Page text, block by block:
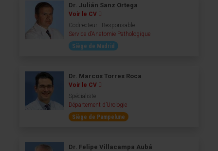
Dr. Julián Sanz Ortega
Voir le CV
Codirecteur - Responsable
Service d’Anatomie Pathologique
Siège de Madrid
Dr. Marcos Torres Roca
Voir le CV
Spécialiste
Département d’Urologie
Siège de Pampelune
Dr. Felipe Villacampa Aubá